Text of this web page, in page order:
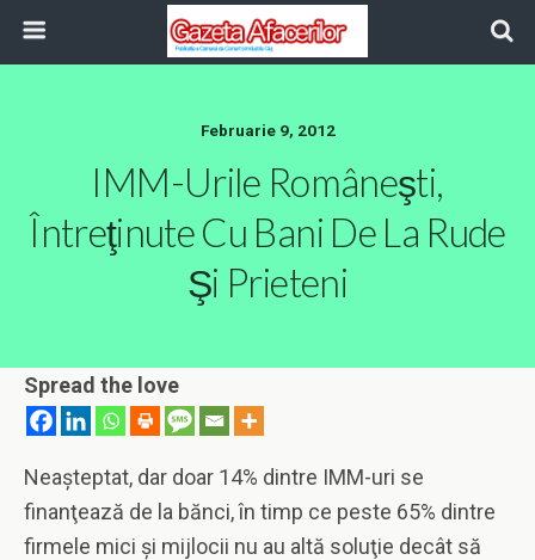
Februarie 9, 2012
IMM-Urile Româneşti,
Întreţinute Cu Bani De La Rude
Şi Prieteni
Spread the love
Neaşteptat, dar doar 14% dintre IMM-uri se
finanţează de la bănci, în timp ce peste 65% dintre
firmele mici şi mijlocii nu au altă soluţie decât să